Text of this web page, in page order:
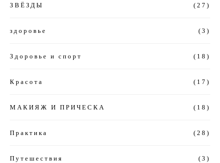
ЗВЁЗДЫ (27)
здоровье (3)
Здоровье и спорт (18)
Красота (17)
МАКИЯЖ И ПРИЧЕСКА (18)
Практика (28)
Путешествия (3)